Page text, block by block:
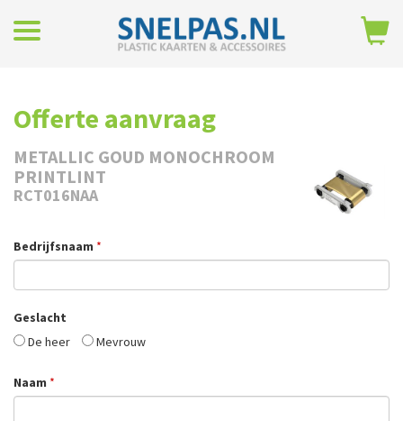
Offerte aanvraag
METALLIC GOUD MONOCHROOM
PRINTLINT
RCT016NAA
Bedrijfsnaam *
Geslacht
De heer
Mevrouw
Naam *